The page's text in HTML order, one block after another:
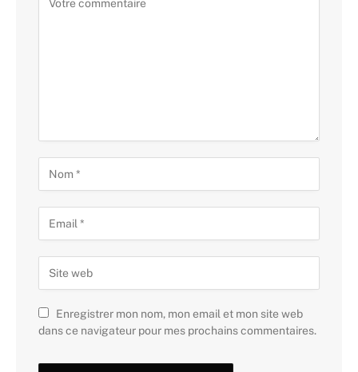
Enregistrer mon nom, mon email et mon site web
dans ce navigateur pour mes prochains commentaires.